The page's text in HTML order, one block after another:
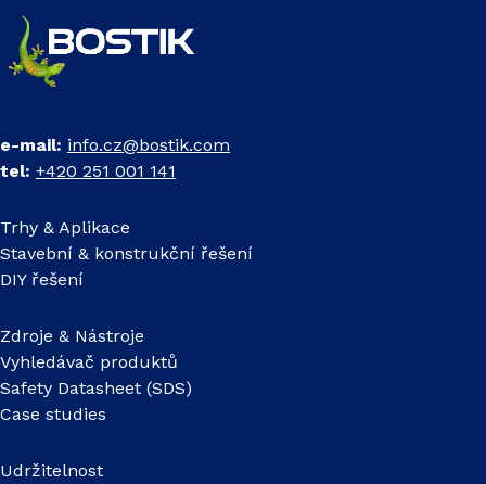
e-mail: info.cz@bostik.com
tel: +420 251 001 141
Trhy & Aplikace
Stavební & konstrukční řešení
DIY řešení
Zdroje & Nástroje
Vyhledávač produktů
Safety Datasheet (SDS)
Case studies
Udržitelnost